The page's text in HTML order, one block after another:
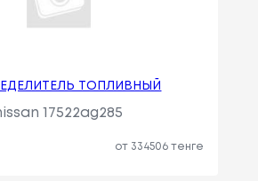
ТОПЛИВНЫЙ
17522ag285
от 334506 тенге